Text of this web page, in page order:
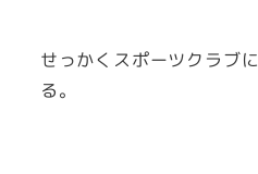
せっかくスポーツクラブ
る。